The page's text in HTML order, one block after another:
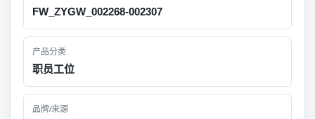
FW_ZYGW_002268-002307
产品分类
职员工位
品牌/来源